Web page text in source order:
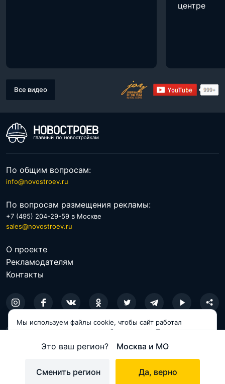
Это ваш регион? Москва и МО
Сменить регион Да, верно
центре
Все видео
По общим вопросам:
info@novostroev.ru
По вопросам размещения рекламы:
+7 (495) 204-29-59 в Москве
sales@novostroev.ru
О проекте
Рекламодателям
Контакты
© 2026 NOVOSTROEV.RU
Политика обработки персональных данных
Мы используем файлы cookie, чтобы сайт работал
корректно и становился удобнее для вас. Продолжая
Принимаю